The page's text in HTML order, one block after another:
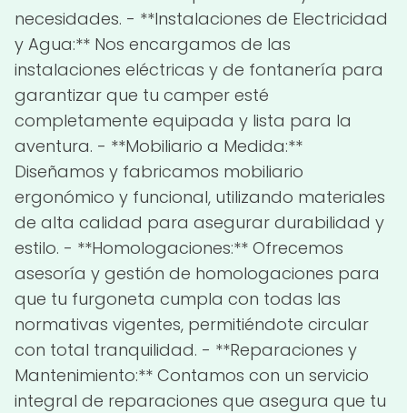
necesidades. - **Instalaciones de Electricidad
y Agua:** Nos encargamos de las
instalaciones eléctricas y de fontanería para
garantizar que tu camper esté
completamente equipada y lista para la
aventura. - **Mobiliario a Medida:**
Diseñamos y fabricamos mobiliario
ergonómico y funcional, utilizando materiales
de alta calidad para asegurar durabilidad y
estilo. - **Homologaciones:** Ofrecemos
asesoría y gestión de homologaciones para
que tu furgoneta cumpla con todas las
normativas vigentes, permitiéndote circular
con total tranquilidad. - **Reparaciones y
Mantenimiento:** Contamos con un servicio
integral de reparaciones que asegura que tu